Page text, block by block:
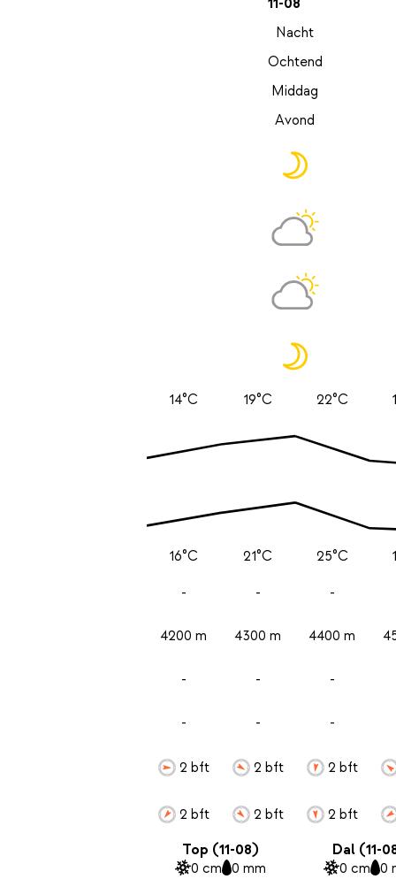
11-08
Nacht
Ochtend
Middag
Avond
14°C
16°C
-
4200 m
-
-
2 bft
2 bft
19°C
21°C
-
4300 m
-
-
2 bft
2 bft
22°C
25°C
-
4400 m
-
-
2 bft
2 bft
Top (11-08)
0 cm 0 mm
Dal (11-
0 cm 0